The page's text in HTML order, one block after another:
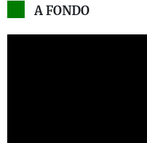
A FONDO